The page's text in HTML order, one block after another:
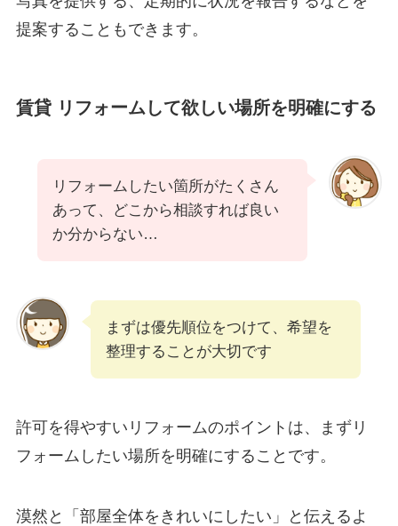
提案することもできます。
賃貸 リフォームして欲しい場所を明確にする
リフォームしたい箇所がたくさん
あって、どこから相談すれば良い
か分からない…
まずは優先順位をつけて、希望を
整理することが大切です
許可を得やすいリフォームのポイントは、まずリ
フォームしたい場所を明確にすることです。
漠然と「部屋全体をきれいにしたい」と伝えるよ